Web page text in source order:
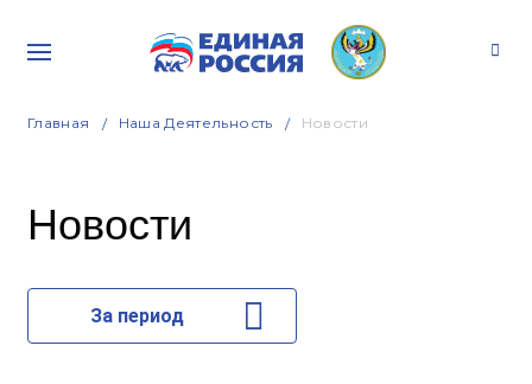
Главная Наша Деятельность Новости
Новости
За период